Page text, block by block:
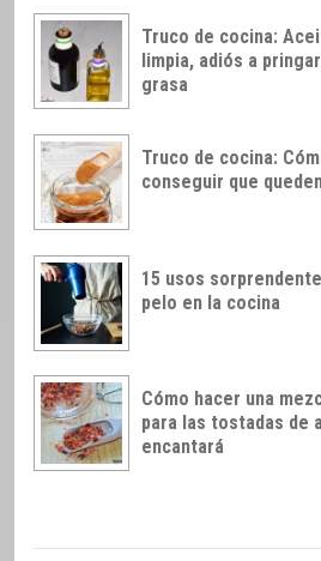
Truco de cocina:
limpia, adiós a
grasa
Truco de cocina:
conseguir que
15 usos
pelo en la cocina
Cómo hacer una
para las tostadas de
encantará